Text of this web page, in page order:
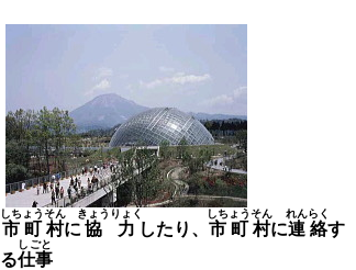
市町村
しちょうそん
に 協力
きょうりょく
したり、 市町村
しちょうそん
に連絡
れんらく
す
る仕事
しごと